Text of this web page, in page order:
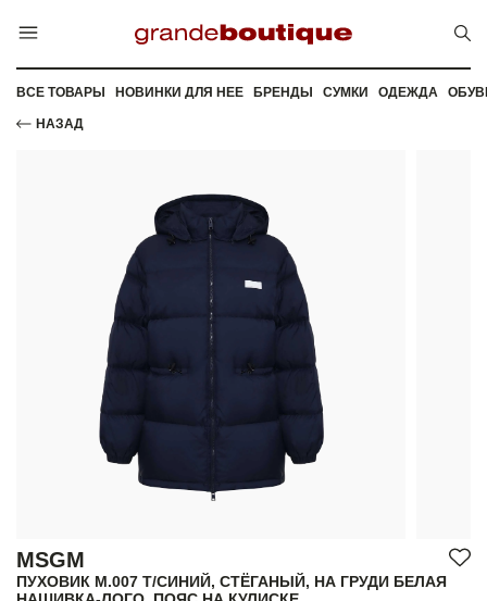
ВСЕ ТОВАРЫ НОВИНКИ ДЛЯ НЕЕ БРЕНДЫ СУМКИ ОДЕЖДА
НАЗАД
MSGM
ПУХОВИК М.007 Т/СИНИЙ, СТЁГАНЫЙ, НА ГРУДИ БЕЛАЯ